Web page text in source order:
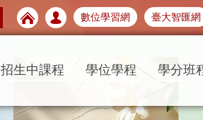
數位學習網 臺大智匯網
招生中課程 學位學程 學分班